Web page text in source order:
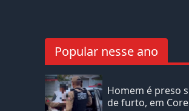
Popular nesse ano
Homem é preso
de furto, em